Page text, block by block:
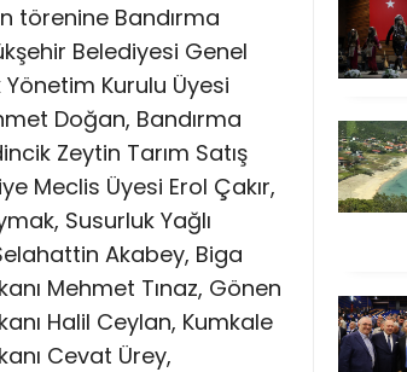
törenine Bandırma
Belediyesi Genel
Yönetim Kurulu Üyesi
Doğan, Bandırma
Zeytin Tarım Satış
Meclis Üyesi Erol Çakır,
Susurluk Yağlı
Akabey, Biga
Mehmet Tınaz, Gönen
Halil Ceylan, Kumkale
Cevat Ürey,